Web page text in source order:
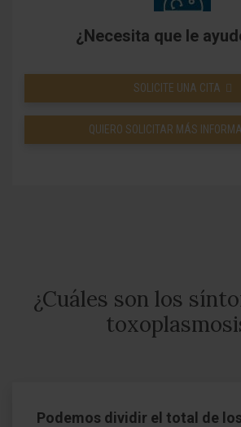
¿Necesita que le
SOLICITE UNA CITA
QUIERO SOLICITAR MÁS
¿Cuáles son los
Podemos dividir el total de